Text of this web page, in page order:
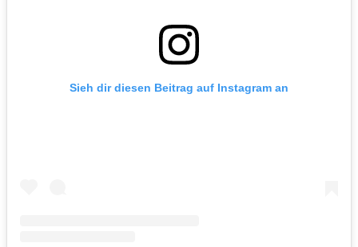
Sieh dir diesen Beitrag auf Instagram an